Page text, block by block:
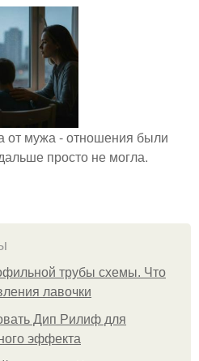
от мужа - отношения были
просто не могла.
трубы схемы. Что
лавочки
Дип Рилиф для
эффекта